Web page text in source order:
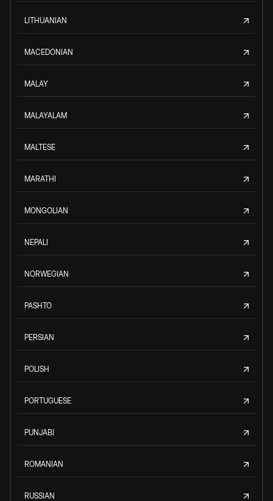
LITHUANIAN
MACEDONIAN
MALAY
MALAYALAM
MALTESE
MARATHI
MONGOLIAN
NEPALI
NORWEGIAN
PASHTO
PERSIAN
POLISH
PORTUGUESE
PUNJABI
ROMANIAN
RUSSIAN